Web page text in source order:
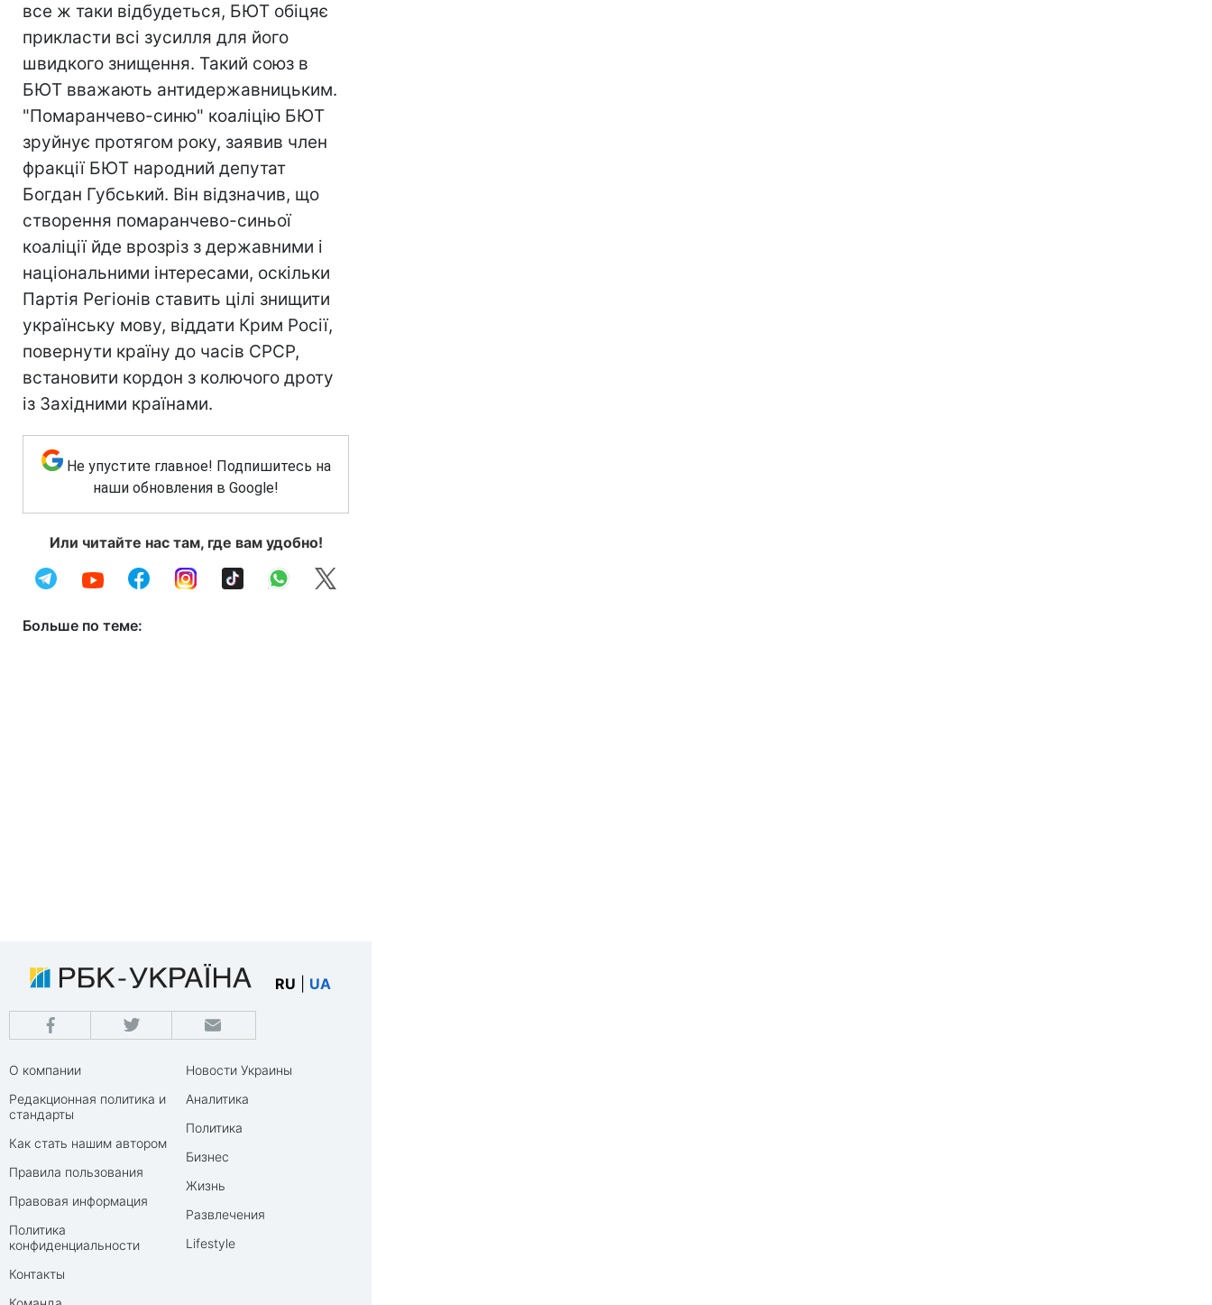
все ж таки відбудеться, БЮТ обіцяє
прикласти всі зусилля для його
швидкого знищення. Такий союз в
БЮТ вважають антидержавницьким.
"Помаранчево-синю" коаліцію БЮТ
зруйнує протягом року, заявив член
фракції БЮТ народний депутат
Богдан Губський. Він відзначив, що
створення помаранчево-синьої
коаліції йде врозріз з державними і
національними інтересами, оскільки
Партія Регіонів ставить цілі знищити
українську мову, віддати Крим Росії,
повернути країну до часів СРСР,
встановити кордон з колючого дроту
із Західними країнами.
Не упустите главное! Подпишитесь на
наши обновления в Google!
Или читайте нас там, где вам удобно!
Больше по теме:
RU UA
О компании
Редакционная политика и
стандарты
Как стать нашим автором
Правила пользования
Правовая информация
Политика
конфиденциальности
Контакты
Новости Украины
Аналитика
Политика
Бизнес
Жизнь
Развлечения
Lifestyle